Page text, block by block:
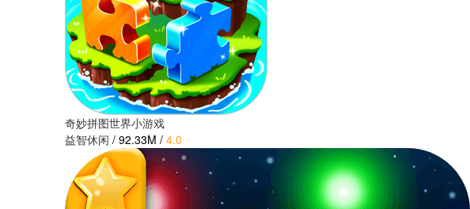
奇妙拼图世界小游戏
益智休闲 / 92.33M / 4.0